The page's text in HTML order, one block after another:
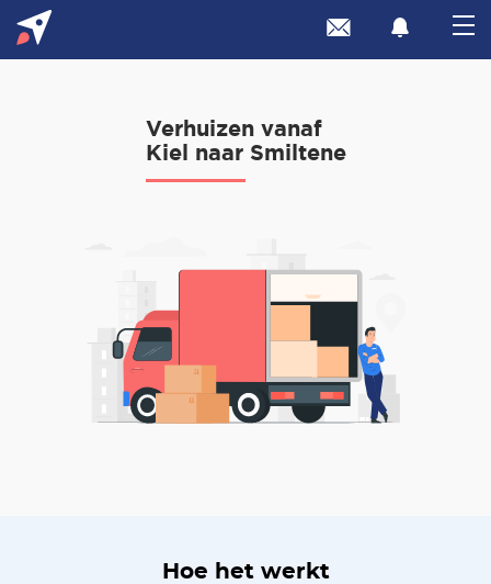
Verhuizen vanaf
Kiel naar Smiltene
Hoe het werkt